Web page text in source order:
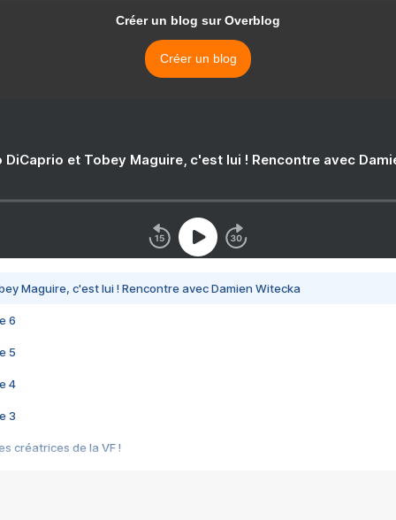
Créer un blog sur Overblog
Créer un blog
DiCaprio et Tobey Maguire, c'est lui ! Rencontre avec
Maguire, c'est lui ! Rencontre avec Damien Witecka
6
5
4
3
créatrices de la VF !